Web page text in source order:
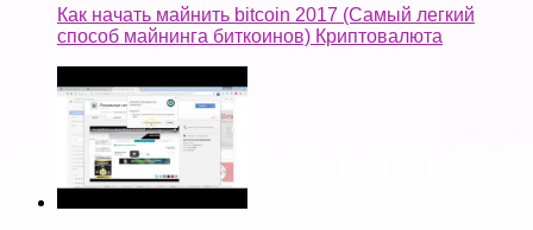
Как начать майнить bitcoin 2017 (Самый легкий
способ майнинга биткоинов) Криптовалюта